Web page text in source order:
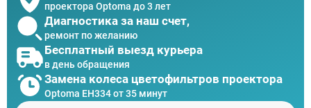
проектора Optoma до 3 лет
Диагностика за наш счет,
ремонт по желанию
Бесплатный выезд курьера
в день обращения
Замена колеса цветофильтров проектора
Optoma EH334 от 35 минут